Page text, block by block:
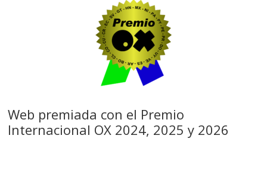
Web premiada con el Premio
Internacional OX 2024, 2025 y 2026